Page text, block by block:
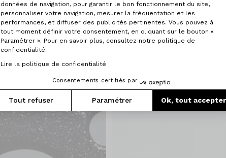
données de navigation, pour garantir le bon fonctionnement du site,
personnaliser votre navigation, mesurer la fréquentation et les
performances, et diffuser des publicités pertinentes. Vous pouvez à
tout moment définir votre consentement, en cliquant sur le bouton «
Paramétrer ». Pour en savoir plus, consultez notre politique de
confidentialité.
Lire la politique de confidentialité
Consentements certifiés par
Tout refuser Paramétrer Ok, tout accepter
Axeptio consent
Articles similaires